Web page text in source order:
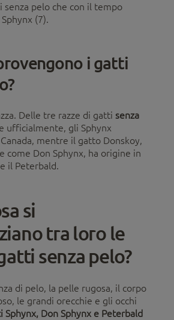
senza pelo che con il tempo
(7).
i gatti
Delle tre razze di gatti senza
ufficialmente, gli Sphynx
mentre il gatto Donskoy,
come Don Sphynx, ha origine in
il Peterbald.
si
tra loro le
senza pelo?
di pelo, la pelle rugosa, il corpo
le grandi orecchie e gli occhi
Sphynx, Don Sphynx e Peterbald